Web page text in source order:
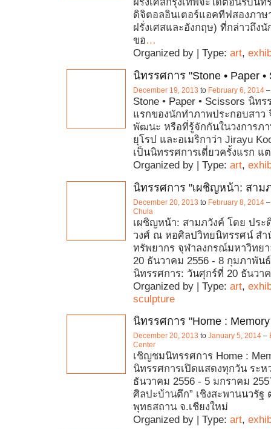
ฝรั่งเศสกรุงเทพจะได้ต้อนรับนิท
ดิจิตอลอินเตอร์แอคทีฟสองภาษ
ฝรั่งเศสและอังกฤษ) ที่กล่าวถึง
ขอ…
Organized by | Type: art,
นิทรรศการ "Stone • Paper •
December 19, 2013 to February 6, 2014
Stone • Paper • Scissors นิทร
แรกของนักทำภาพประกอบสาว
พัฒนะ หรือที่รู้จักกันในวงการภ
ยุโรป และอเมริกาว่า Jirayu
เป็นนิทรรศการเดี่ยวครั้งแรก แต
Organized by | Type: art,
นิทรรศการ "เผชิญหน้า: สาม
December 20, 2013 to February 8, 2014
Chula
เผชิญหน้า: สามภวังค์ โดย ประ
วงศ์ ณ หอศิลปวิทยนิทรรศน์ สำ
ทรัพยากร จุฬาลงกรณ์มหาวิทย
20 ธันวาคม 2556 - 8 กุมภาพัน
นิทรรศการ: วันศุกร์ที่ 20 ธันวา
Organized by | Type: art,
sculpture
นิทรรศการ "Home :
December 20, 2013 to January 5, 2014 –
Center
เชิญชมนิทรรศการ Home :
นิทรรศการเปิดแสดงทุกวัน ระห
ธันวาคม 2556 - 5 มกราคม
ศิลปะบ้านตึก” เชิงสะพานนวรัฐ
พุทธสถาน จ.เชียงใหม่
Organized by | Type: art,